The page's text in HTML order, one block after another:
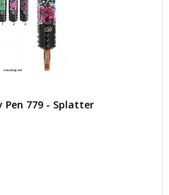
Pen 779 - Splatter